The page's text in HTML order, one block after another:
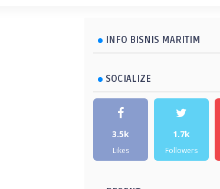
INFO BISNIS MARITIM
SOCIALIZE
3.5k
Likes
1.7k
Followers